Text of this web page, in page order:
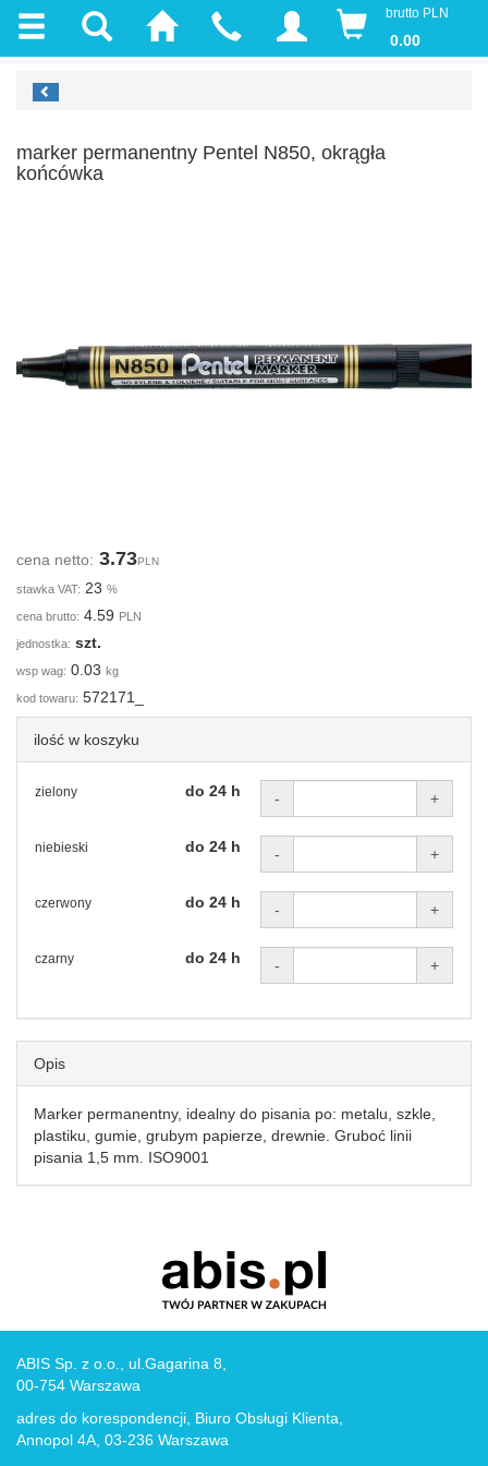
brutto PLN
0.00
marker permanentny Pentel N850, okrągła
końcówka
cena netto: 3.73PLN
stawka VAT: 23 %
cena brutto: 4.59 PLN
jednostka: szt.
wsp wag: 0.03 kg
kod towaru: 572171_
ilość w koszyku
zielony do 24 h - +
niebieski do 24 h - +
czerwony do 24 h - +
czarny do 24 h - +
Opis
Marker permanentny, idealny do pisania po: metalu, szkle,
plastiku, gumie, grubym papierze, drewnie. Gruboć linii
pisania 1,5 mm. ISO9001
ABIS Sp. z o.o., ul.Gagarina 8,
00-754 Warszawa
adres do korespondencji, Biuro Obsługi Klienta,
Annopol 4A, 03-236 Warszawa